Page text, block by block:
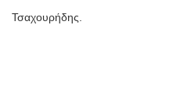
Τσαχουρήδης.